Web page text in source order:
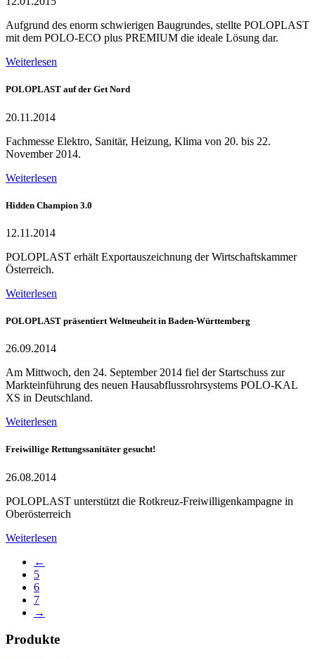
Aufgrund des enorm schwierigen Baugrundes, stellte POLOPLAST
mit dem POLO-ECO plus PREMIUM die ideale Lösung dar.
Weiterlesen
POLOPLAST auf der Get Nord
20.11.2014
Fachmesse Elektro, Sanitär, Heizung, Klima von 20. bis 22.
November 2014.
Weiterlesen
Hidden Champion 3.0
12.11.2014
POLOPLAST erhält Exportauszeichnung der Wirtschaftskammer
Österreich.
Weiterlesen
POLOPLAST präsentiert Weltneuheit in Baden-Württemberg
26.09.2014
Am Mittwoch, den 24. September 2014 fiel der Startschuss zur
Markteinführung des neuen Hausabflussrohrsystems POLO-KAL
XS in Deutschland.
Weiterlesen
Freiwillige Rettungssanitäter gesucht!
26.08.2014
POLOPLAST unterstützt die Rotkreuz-Freiwilligenkampagne in
Oberösterreich
Weiterlesen
←
5
6
7
→
Produkte